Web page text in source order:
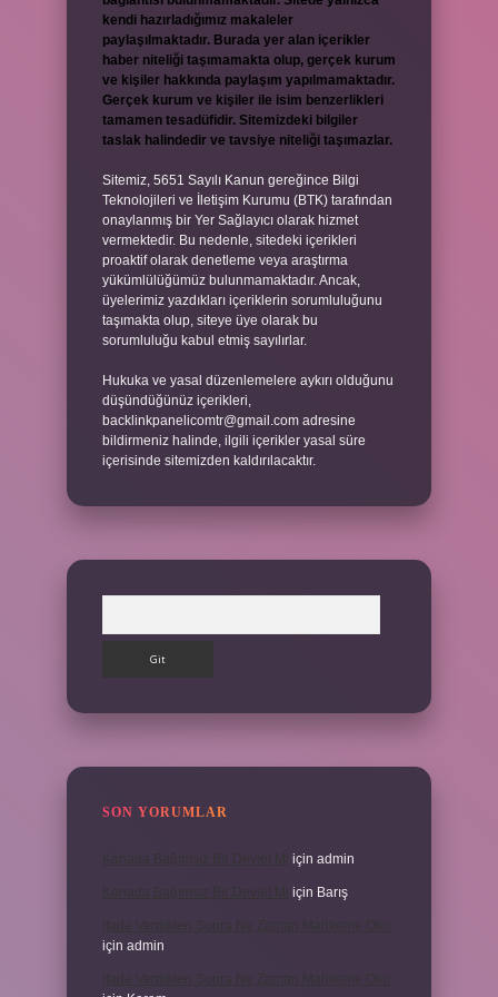
kendi hazırladığımız makaleler
paylaşılmaktadır. Burada yer alan içerikler
haber niteliği taşımamakta olup, gerçek kurum
ve kişiler hakkında paylaşım yapılmamaktadır.
Gerçek kurum ve kişiler ile isim benzerlikleri
tamamen tesadüfidir. Sitemizdeki bilgiler
taslak halindedir ve tavsiye niteliği taşımazlar.
Sitemiz, 5651 Sayılı Kanun gereğince Bilgi
Teknolojileri ve İletişim Kurumu (BTK) tarafından
onaylanmış bir Yer Sağlayıcı olarak hizmet
vermektedir. Bu nedenle, sitedeki içerikleri
proaktif olarak denetleme veya araştırma
yükümlülüğümüz bulunmamaktadır. Ancak,
üyelerimiz yazdıkları içeriklerin sorumluluğunu
taşımakta olup, siteye üye olarak bu
sorumluluğu kabul etmiş sayılırlar.
Hukuka ve yasal düzenlemelere aykırı olduğunu
düşündüğünüz içerikleri,
backlinkpanelicomtr@gmail.com adresine
bildirmeniz halinde, ilgili içerikler yasal süre
içerisinde sitemizden kaldırılacaktır.
SON YORUMLAR
için admin
için Barış
için admin